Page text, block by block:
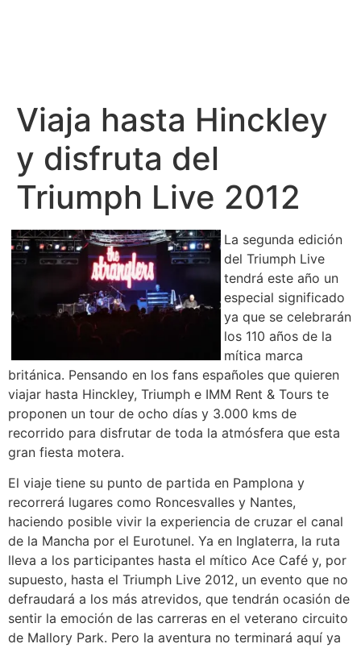
Viaja hasta Hinckley
y disfruta del
Triumph Live 2012
La segunda edición
del Triumph Live
tendrá este año un
especial significado
ya que se celebrarán
los 110 años de la
mítica marca
británica. Pensando en los fans españoles que quieren
viajar hasta Hinckley, Triumph e IMM Rent & Tours te
proponen un tour de ocho días y 3.000 kms de
recorrido para disfrutar de toda la atmósfera que esta
gran fiesta motera.
El viaje tiene su punto de partida en Pamplona y
recorrerá lugares como Roncesvalles y Nantes,
haciendo posible vivir la experiencia de cruzar el canal
de la Mancha por el Eurotunel. Ya en Inglaterra, la ruta
lleva a los participantes hasta el mítico Ace Café y, por
supuesto, hasta el Triumph Live 2012, un evento que no
defraudará a los más atrevidos, que tendrán ocasión de
sentir la emoción de las carreras en el veterano circuito
de Mallory Park. Pero la aventura no terminará aquí ya